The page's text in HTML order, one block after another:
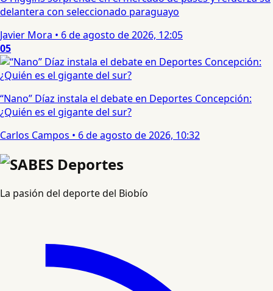
delantera con seleccionado paraguayo
Javier Mora • 6 de agosto de 2026, 12:05
05
“Nano” Díaz instala el debate en Deportes Concepción:
¿Quién es el gigante del sur?
Carlos Campos • 6 de agosto de 2026, 10:32
La pasión del deporte del Biobío